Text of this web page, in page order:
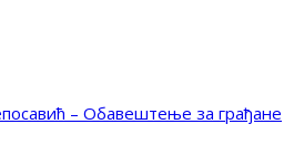
– Обавештење за грађане